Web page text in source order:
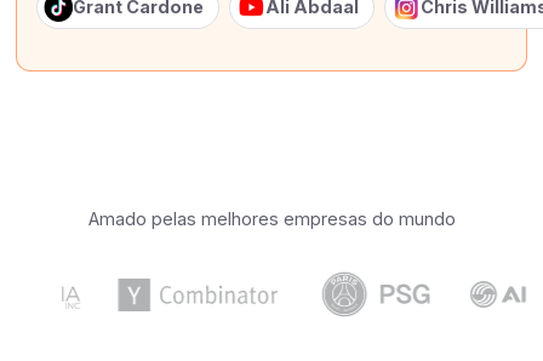
Grant Cardone Ali Abdaal Chris
Amado pelas melhores empresas do mundo